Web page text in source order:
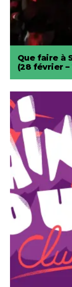
Que faire à
(28 février –